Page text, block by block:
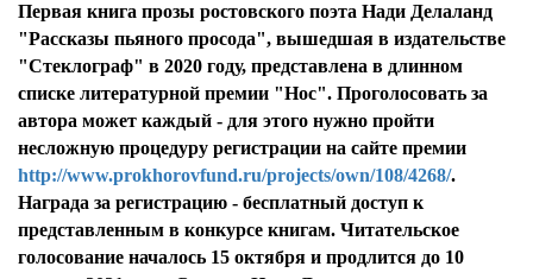
Первая книга прозы ростовского поэта Нади Делаланд
"Рассказы пьяного просода", вышедшая в издательстве
"Стеклограф" в 2020 году, представлена в длинном
списке литературной премии "Нос". Проголосовать за
автора может каждый - для этого нужно пройти
несложную процедуру регистрации на сайте премии
http://www.prokhorovfund.ru/projects/own/108/4268/.
Награда за регистрацию - бесплатный доступ к
представленным в конкурсе книгам. Читательское
голосование началось 15 октября и продлится до 10